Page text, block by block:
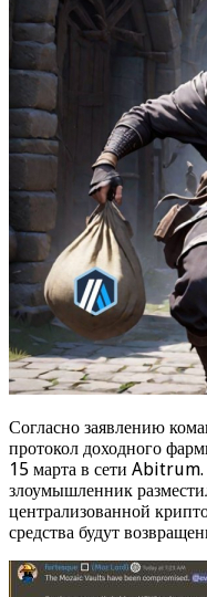
Согласно заявлению
протокол доходного
15 марта в сети Abitrum.
злоумышленник
централизованной
средства будут